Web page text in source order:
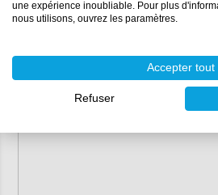
une expérience inoubliable. Pour plus
nous utilisons, ouvrez les paramètres.
Accepter tout
Refuser